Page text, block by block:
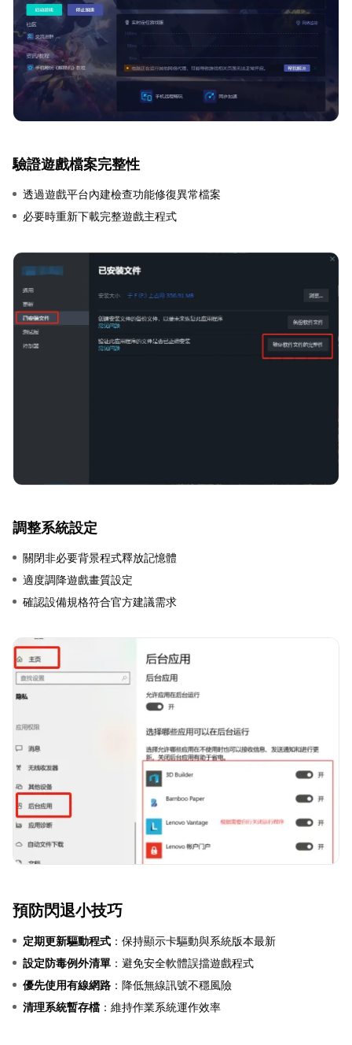
驗證遊戲檔案完整性
透過遊戲平台內建檢查功能修復異常檔案
必要時重新下載完整遊戲主程式
調整系統設定
關閉非必要背景程式釋放記憶體
適度調降遊戲畫質設定
確認設備規格符合官方建議需求
預防閃退小技巧
定期更新驅動程式 ：保持顯示卡驅動與系統版本最新
設定防毒例外清單 ：避免安全軟體誤擋遊戲程式
優先使用有線網路 ：降低無線訊號不穩風險
清理系統暫存檔 ：維持作業系統運作效率